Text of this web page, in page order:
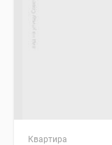
Квартира